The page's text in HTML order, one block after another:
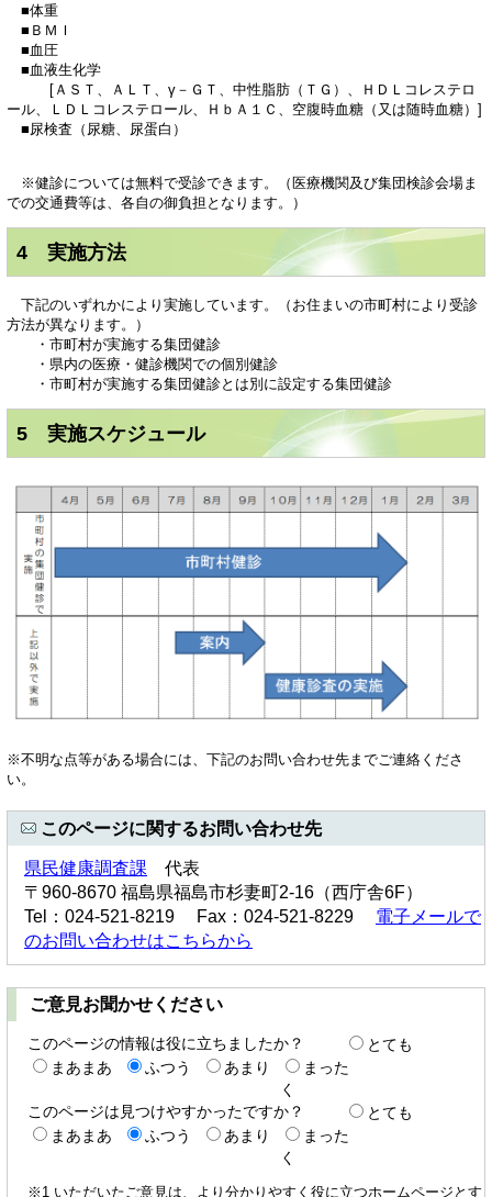
■体重
■ＢＭＩ
■血圧
■血液生化学
[ＡＳＴ、ＡＬＴ、γ－ＧＴ、中性脂肪（ＴＧ）、ＨＤＬコレステロ
ール、ＬＤＬコレステロール、ＨｂＡ１Ｃ、空腹時血糖（又は随時血糖）]
■尿検査（尿糖、尿蛋白）
※健診については無料で受診できます。（医療機関及び集団検診会場ま
での交通費等は、各自の御負担となります。）
4 実施方法
下記のいずれかにより実施しています。（お住まいの市町村により受診
方法が異なります。）
・市町村が実施する集団健診
・県内の医療・健診機関での個別健診
・市町村が実施する集団健診とは別に設定する集団健診
5 実施スケジュール
※不明な点等がある場合には、下記のお問い合わせ先までご連絡くださ
い。
このページに関するお問い合わせ先
県民健康調査課 代表
〒960-8670 福島県福島市杉妻町2-16（西庁舎6F）
Tel：024-521-8219 Fax：024-521-8229 電子メールで
のお問い合わせはこちらから
ご意見お聞かせください
このページの情報は役に立ちましたか？
とても
まあまあ
ふつう あまり
まった
く
このページは見つけやすかったですか？
とても
まあまあ
ふつう あまり
まった
く
※1 いただいたご意見は、より分かりやすく役に立つホームページとす